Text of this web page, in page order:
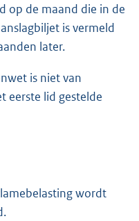
op de maand die in de
is vermeld
later.
is niet van
eerste lid gestelde
wordt